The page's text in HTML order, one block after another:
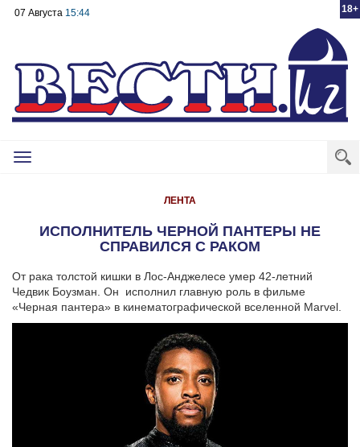
18+
07 Августа 15:44
Toggle
ЛЕНТА
ИСПОЛНИТЕЛЬ ЧЕРНОЙ ПАНТЕРЫ НЕ
СПРАВИЛСЯ С РАКОМ
От рака толстой кишки в Лос-Анджелесе умер 42-летний
Чедвик Боузман. Он исполнил главную роль в фильме
«Черная пантера» в кинематографической вселенной Marvel.